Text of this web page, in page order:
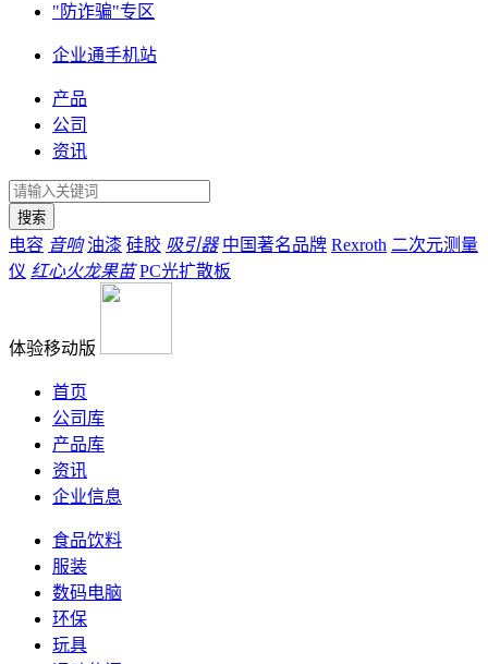
"防诈骗"专区
企业通手机站
产品
公司
资讯
电容 音响 油漆 硅胶 吸引器 中国著名品牌 Rexroth 二次元测量
仪 红心火龙果苗 PC光扩散板
体验移动版
首页
公司库
产品库
资讯
企业信息
食品饮料
服装
数码电脑
环保
玩具